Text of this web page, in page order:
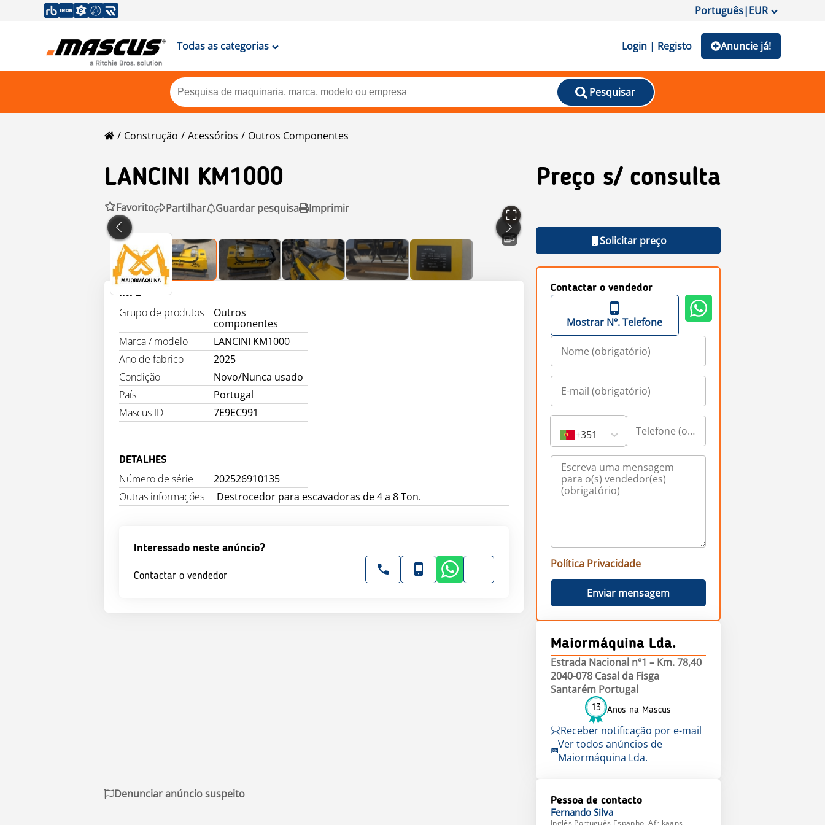
Português|EUR
Todas as categorias Login | Registo Anuncie já!
Pesquisar
Construção Acessórios Outros Componentes
LANCINI KM1000 Preço s/ consulta
Favorito Partilhar Guardar pesquisa Imprimir
5
INFO
Grupo de produtos
Outros
componentes
Marca / modelo
LANCINI KM1000
Ano de fabrico
2025
Condição
Novo/Nunca usado
País
Portugal
Mascus ID
7E9EC991
DETALHES
Número de série
202526910135
Outras informaçőes
Destrocedor para escavadoras de 4 a 8 Ton.
Interessado neste anúncio?
Contactar o vendedor
Solicitar preço
Contactar o vendedor
Mostrar Nº. Telefone
+351
Política Privacidade
Enviar mensagem
Maiormáquina Lda.
Estrada Nacional nº1 – Km. 78,40
2040-078 Casal da Fisga
Santarém Portugal
13 Anos na Mascus
Receber notificação por e-mail
Ver todos anúncios de
Maiormáquina Lda.
Pessoa de contacto
Fernando Silva
Inglês,Português,Espanhol,Afrikaans
Denunciar anúncio suspeito